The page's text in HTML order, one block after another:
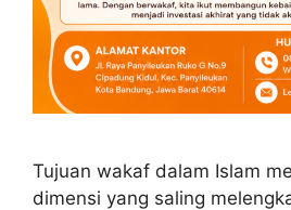
Tujuan wakaf dalam Islam
dimensi yang saling